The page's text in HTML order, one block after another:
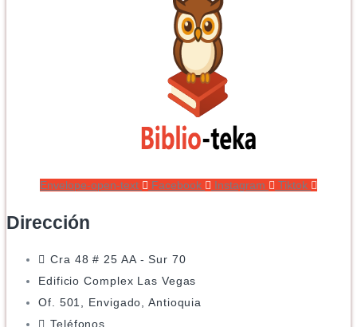
Envelope-open-text Facebook Instagram Tiktok
Dirección
Cra 48 # 25 AA - Sur 70
Edificio Complex Las Vegas
Of. 501, Envigado, Antioquia
Teléfonos